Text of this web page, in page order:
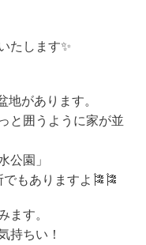
たします✨
があります。
と囲うように家が並
公園」
もありますよ🎏🎏
ます。
持ちい！